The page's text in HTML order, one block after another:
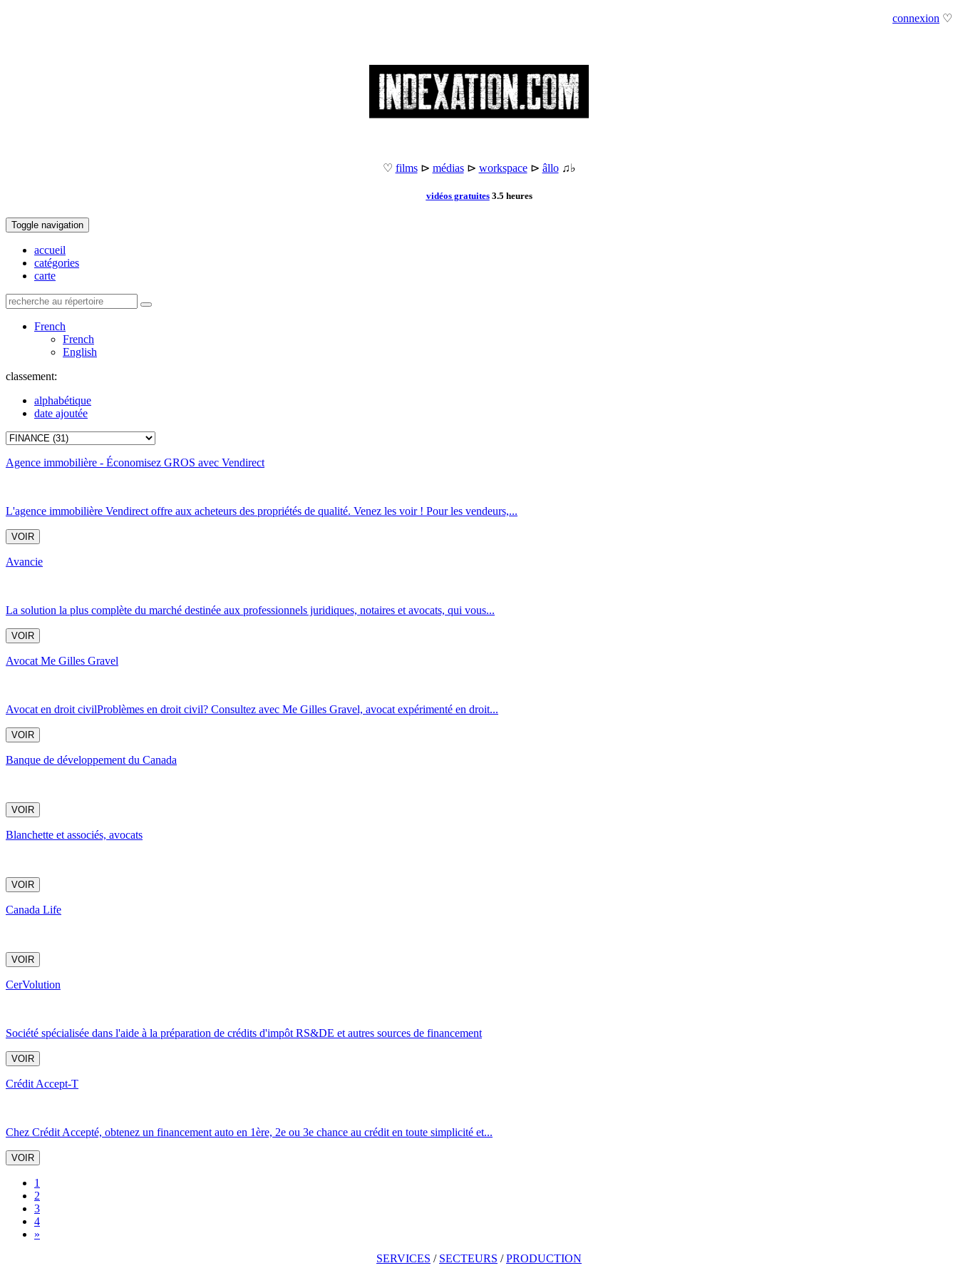
connexion ♡
♡ films⊳ médias⊳ workspace⊳ âllo♫♭
vidéos gratuites3.5 heures
Toggle navigation
accueil
catégories
carte
French
French
English
classement:
alphabétique
date ajoutée
Agence immobilière - Économisez GROS avec Vendirect
L'agence immobilière Vendirect offre aux acheteurs des propriétés de qualité. Venez les voir ! Pour les vendeurs,...
VOIR
Avancie
La solution la plus complète du marché destinée aux professionnels juridiques, notaires et avocats, qui vous...
VOIR
Avocat Me Gilles Gravel
Avocat en droit civilProblèmes en droit civil? Consultez avec Me Gilles Gravel, avocat expérimenté en droit...
VOIR
Banque de développement du Canada
VOIR
Blanchette et associés, avocats
VOIR
Canada Life
VOIR
CerVolution
Société spécialisée dans l'aide à la préparation de crédits d'impôt RS&DE et autres sources de financement
VOIR
Crédit Accept-T
Chez Crédit Accepté, obtenez un financement auto en 1ère, 2e ou 3e chance au crédit en toute simplicité et...
VOIR
1
2
3
4
»
SERVICES / SECTEURS /PRODUCTION